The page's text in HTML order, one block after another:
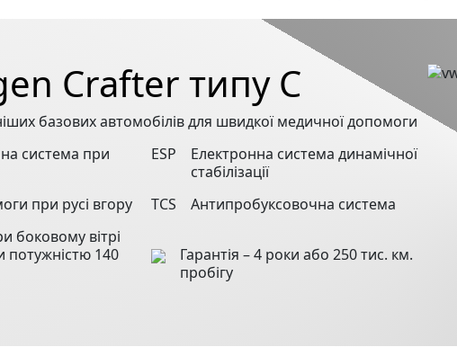
Crafter типу C
базових автомобілів для швидкої медичної допомоги
система при
ESP
Електронна система динамічної
стабілізації
при русі вгору TCS
Антипробуксовочна система
боковому вітрі
потужністю 140
Гарантія – 4 роки або 250 тис. км.
пробігу